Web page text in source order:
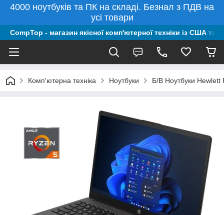
4000 ноутбуків та ПК на складі. Безнал з ПДВ на
усі товари
CompTop - магазин якісної комп'ютерної техніки із США та
Комп'ютерна техніка Ноутбуки Б/В Ноутбуки Hewlett